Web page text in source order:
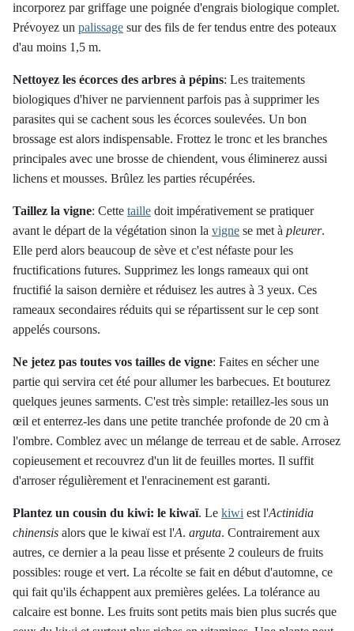
incorporez par griffage une poignée d'engrais biologique complet.
Prévoyez un palissage sur des fils de fer tendus entre des poteaux
d'au moins 1,5 m.
Nettoyez les écorces des arbres à pépins: Les traitements
biologiques d'hiver ne parviennent parfois pas à supprimer les
parasites qui se cachent sous les écorces soulevées. Un bon
brossage est alors indispensable. Frottez le tronc et les branches
principales avec une brosse de chiendent, vous éliminerez aussi
lichens et mousses. Brûlez les parties récupérées.
Taillez la vigne: Cette taille doit impérativement se pratiquer
avant le départ de la végétation sinon la vigne se met à pleurer.
Elle perd alors beaucoup de sève et c'est néfaste pour les
fructifications futures. Supprimez les longs rameaux qui ont
fructifié la saison dernière et réduisez les autres à 3 yeux. Ces
rameaux secondaires réduits qui se répartissent sur le cep sont
appelés coursons.
Ne jetez pas toutes vos tailles de vigne: Faites en sécher une
partie qui servira cet été pour allumer les barbecues. Et bouturez
quelques jeunes sarments. C'est très simple: retaillez-les sous un
œil et enterrez-les dans une petite tranchée profonde de 20 cm à
l'ombre. Comblez avec un mélange de terreau et de sable. Arrosez
copieusement et recouvrez d'un lit de feuilles mortes. Il suffit
d'arroser régulièrement et l'enracinement est garanti.
Plantez un cousin du kiwi: le kiwaï. Le kiwi est l'Actinidia
chinensis alors que le kiwaï est l'A. arguta. Contrairement aux
autres, ce dernier a la peau lisse et présente 2 couleurs de fruits
possibles: rouge et vert. La récolte se fait en début d'automne, ce
qui fait qu'ils échappent aux premières gelées. La tolérance au
calcaire est bonne. Les fruits sont petits mais bien plus sucrés que